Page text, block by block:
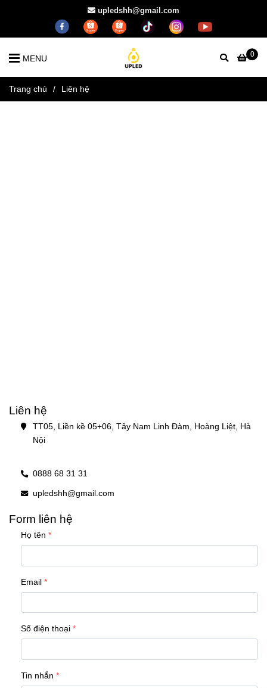
upledshh@gmail.com
0
MENU
Trang chủ / Liên hệ
Liên hệ
TT05, Liền kề 05+06, Tây Nam Linh Đàm, Hoàng Liệt, Hà
Nội
0888 68 31 31
upledshh@gmail.com
Form liên hệ
Họ tên
Email
Số điện thoại
Tin nhắn